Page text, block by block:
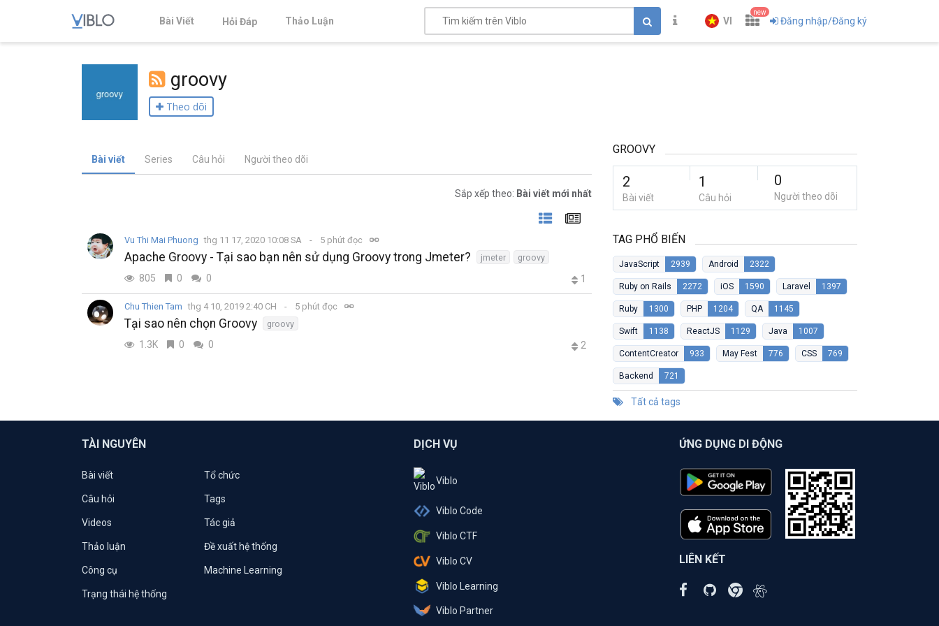
Bài Viết Hỏi Đáp Thảo Luận VI
new
Đăng nhập/Đăng ký
groovy
Theo dõi
Bài viết Series Câu hỏi Người theo dõi
Sắp xếp theo: Bài viết mới nhất
Vu Thi Mai Phuong thg 11 17, 2020 10:08 SA 5 phút đọc
Apache Groovy - Tại sao bạn nên sử dụng Groovy trong Jmeter? jmeter groovy
805 0 0 1
Chu Thien Tam thg 4 10, 2019 2:40 CH 5 phút đọc
Tại sao nên chọn Groovy groovy
1.3K 0 0 2
GROOVY
2
Bài viết
1
Câu hỏi
0
Người theo dõi
TAG PHỔ BIẾN
JavaScript 2939 Android 2322
Ruby on Rails 2272 iOS 1590 Laravel 1397
Ruby 1300 PHP 1204 QA 1145
Swift 1138 ReactJS 1129 Java 1007
ContentCreator 933 May Fest 776 CSS 769
Backend 721
Tất cả tags
TÀI NGUYÊN
Bài viết Tổ chức
Câu hỏi Tags
Videos Tác giả
Thảo luận Đề xuất hệ thống
Công cụ Machine Learning
Trạng thái hệ thống
DỊCH VỤ
Viblo
Viblo Code
Viblo CTF
Viblo CV
Viblo Learning
Viblo Partner
ỨNG DỤNG DI ĐỘNG
LIÊN KẾT